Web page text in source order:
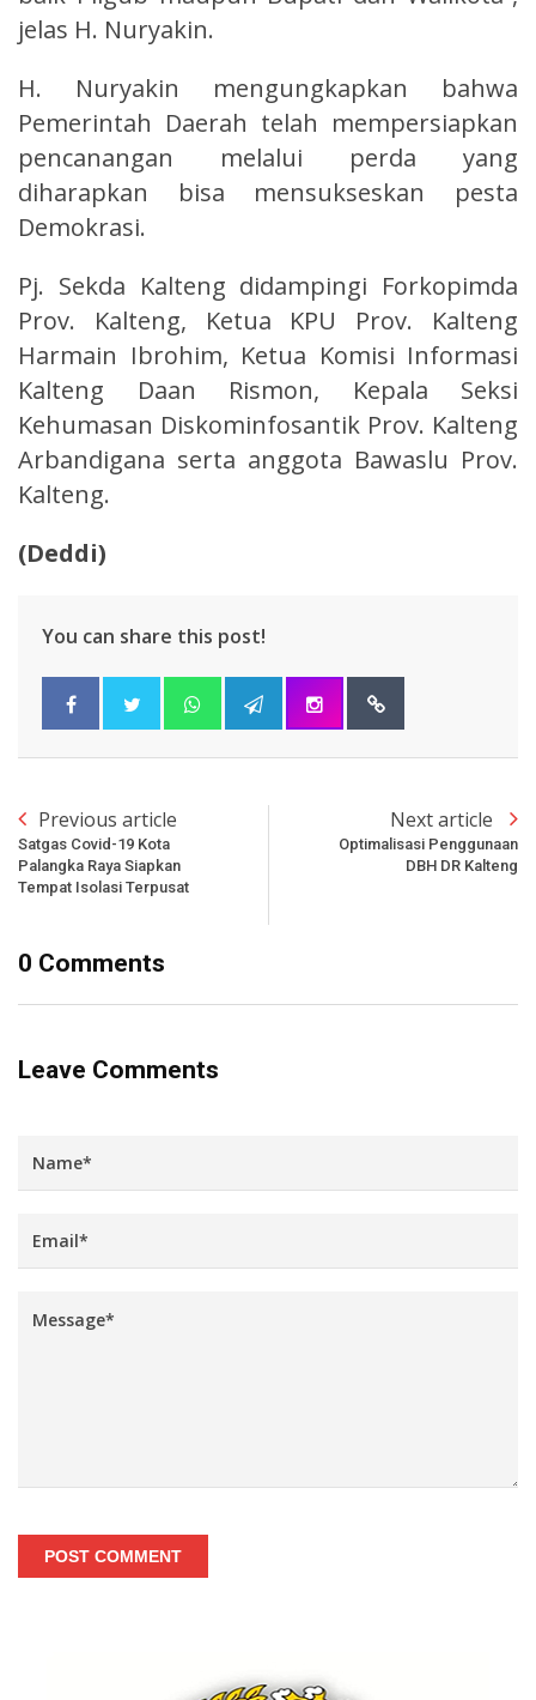
jelas H. Nuryakin.
H. Nuryakin mengungkapkan bahwa
Pemerintah Daerah telah mempersiapkan
pencanangan melalui perda yang
diharapkan bisa mensukseskan pesta
Demokrasi.
Pj. Sekda Kalteng didampingi Forkopimda
Prov. Kalteng, Ketua KPU Prov. Kalteng
Harmain Ibrohim, Ketua Komisi Informasi
Kalteng Daan Rismon, Kepala Seksi
Kehumasan Diskominfosantik Prov. Kalteng
Arbandigana serta anggota Bawaslu Prov.
Kalteng.
(Deddi)
You can share this post!
Previous article
Satgas Covid-19 Kota
Palangka Raya Siapkan
Tempat Isolasi Terpusat
Next article
Optimalisasi Penggunaan
DBH DR Kalteng
0 Comments
Leave Comments
POST COMMENT